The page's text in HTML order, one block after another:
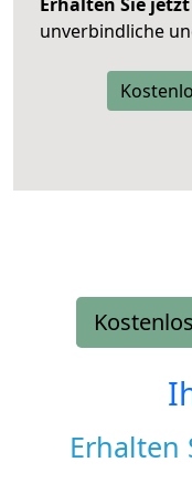
unverbindliche
Erhalten